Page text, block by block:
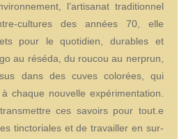
l’artisanat traditionnel
cultures des années 70, elle
pour le quotidien, durables et
au réséda, du roucou au nerprun,
dans des cuves colorées, qui
chaque nouvelle expérimentation.
ces savoirs pour tout.e
tinctoriales et de travailler en sur-